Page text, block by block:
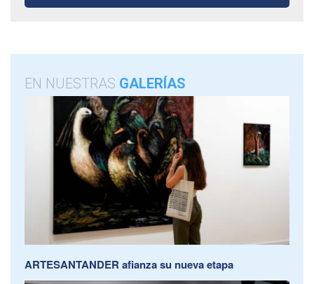
EN NUESTRAS GALERÍAS
ARTESANTANDER afianza su nueva etapa